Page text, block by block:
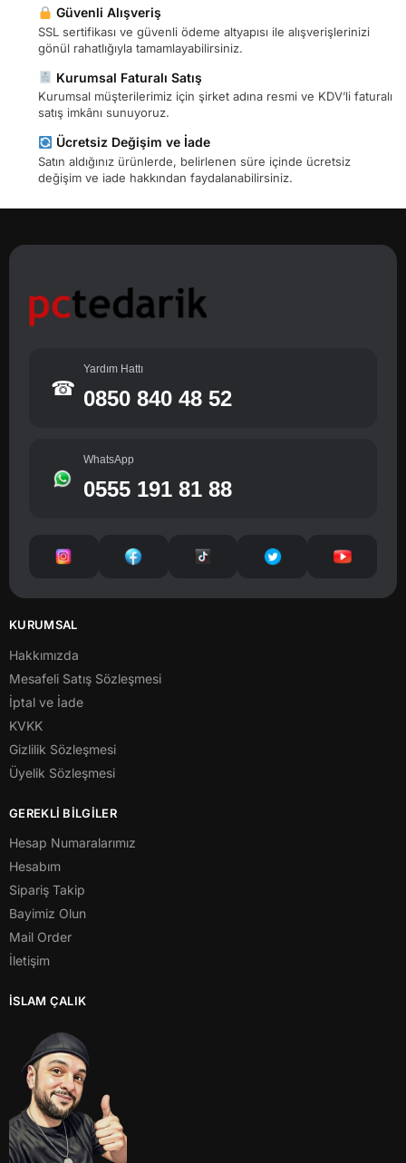
Güvenli Alışveriş
SSL sertifikası ve güvenli ödeme altyapısı ile alışverişlerinizi
gönül rahatlığıyla tamamlayabilirsiniz.
Kurumsal Faturalı Satış
Kurumsal müşterilerimiz için şirket adına resmi ve KDV’li faturalı
satış imkânı sunuyoruz.
Ücretsiz Değişim ve İade
Satın aldığınız ürünlerde, belirlenen süre içinde ücretsiz
değişim ve iade hakkından faydalanabilirsiniz.
☎
Yardım Hattı
0850 840 48 52
WhatsApp
0555 191 81 88
KURUMSAL
Hakkımızda
Mesafeli Satış Sözleşmesi
İptal ve İade
KVKK
Gizlilik Sözleşmesi
Üyelik Sözleşmesi
GEREKLİ BİLGİLER
Hesap Numaralarımız
Hesabım
Sipariş Takip
Bayimiz Olun
Mail Order
İletişim
İSLAM ÇALIK